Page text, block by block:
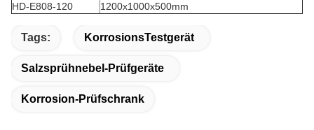
HD-E808-120
1200x1000x500mm
Tags: KorrosionsTestgerät
Salzsprühnebel-Prüfgeräte
Korrosion-Prüfschrank